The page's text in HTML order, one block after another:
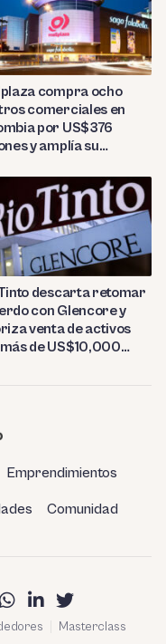
compra ocho
comerciales en
por US$376
y amplía su
descarta retomar
con Glencore y
venta de activos
de US$10,000
Emprendimientos
Comunidad
Masterclass